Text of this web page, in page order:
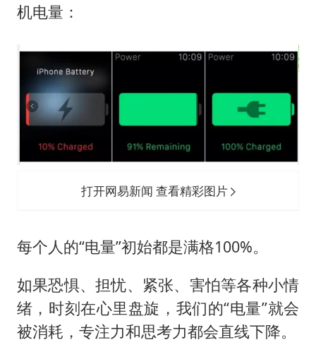
机电量：
打开网易新闻 查看精彩图片
每个人的“电量”初始都是满格100%。
如果恐惧、担忧、紧张、害怕等各种小情
绪，时刻在心里盘旋，我们的“电量”就会
被消耗，专注力和思考力都会直线下降。